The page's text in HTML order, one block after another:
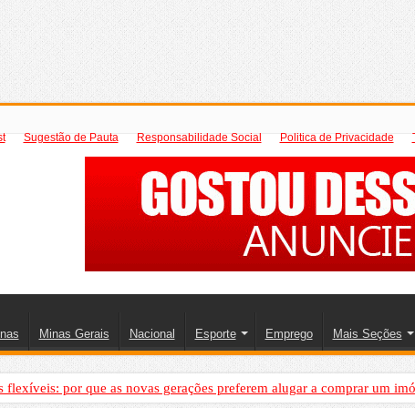
Sugestão de Pauta Responsabilidade Social Politica de Privacidade
Minas Gerais Nacional Esporte Emprego Mais Seções
flexíveis: por que as novas gerações preferem alugar a comprar um